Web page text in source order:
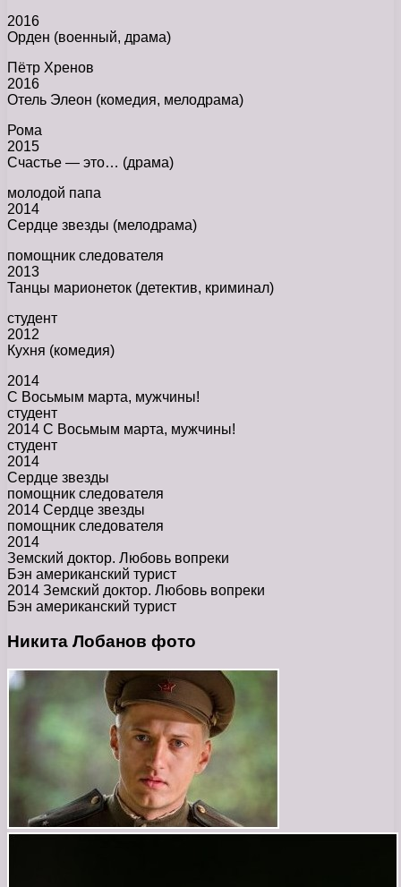
2016
Орден (военный, драма)
Пётр Хренов
2016
Отель Элеон (комедия, мелодрама)
Рома
2015
Счастье — это… (драма)
молодой папа
2014
Сердце звезды (мелодрама)
помощник следователя
2013
Танцы марионеток (детектив, криминал)
студент
2012
Кухня (комедия)
2014
С Восьмым марта, мужчины!
студент
2014 С Восьмым марта, мужчины!
студент
2014
Сердце звезды
помощник следователя
2014 Сердце звезды
помощник следователя
2014
Земский доктор. Любовь вопреки
Бэн американский турист
2014 Земский доктор. Любовь вопреки
Бэн американский турист
Никита Лобанов фото